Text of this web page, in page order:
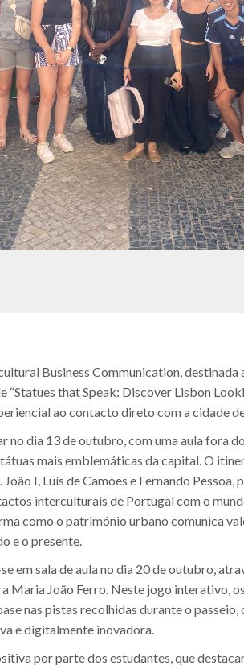
Business Communication, destinada
“Statues that Speak: Discover Lisbon
ao contacto direto com a cidade
dia 13 de outubro, com uma aula fora
mais emblemáticas da capital. O
I, Luís de Camões e Fernando
interculturais de Portugal com o
como o património urbano comunica
e o presente.
em sala de aula no dia 20 de outubro,
Maria João Ferro. Neste jogo interativo,
nas pistas recolhidas durante o
e digitalmente inovadora.
por parte dos estudantes, que